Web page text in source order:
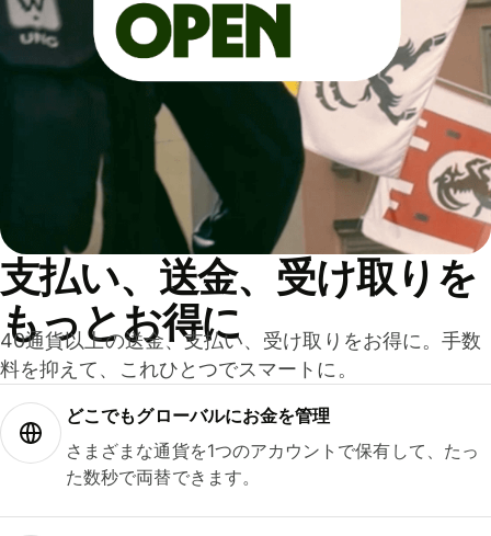
支払い、送金、受け取りを
もっとお得に
40通貨以上の送金、支払い、受け取りをお得に。手数
料を抑えて、これひとつでスマートに。
どこでもグ⁠ロ⁠ー⁠バ⁠ルにお金を管理
さまざまな通貨を1つのアカウントで保有して、たっ
た数秒で両替できます。